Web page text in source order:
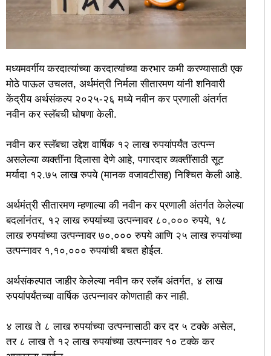
मध्यमवर्गीय करदात्यांच्या करदात्यांच्या करभार कमी करण्यासाठी एक
मोठे पाऊल उचलत, अर्थमंत्री निर्मला सीतारमण यांनी शनिवारी
केंद्रीय अर्थसंकल्प २०२५-२६ मध्ये नवीन कर प्रणाली अंतर्गत
नवीन कर स्लॅबची घोषणा केली.
नवीन कर स्लॅबचा उद्देश वार्षिक १२ लाख रुपयांपर्यंत उत्पन्न
असलेल्या व्यक्तींना दिलासा देणे आहे, पगारदार व्यक्तींसाठी सूट
मर्यादा १२.७५ लाख रुपये (मानक वजावटीसह) निश्चित केली आहे.
अर्थमंत्री सीतारमण म्हणाल्या की नवीन कर प्रणाली अंतर्गत केलेल्या
बदलांनंतर, १२ लाख रुपयांच्या उत्पन्नावर ८०,००० रुपये, १८
लाख रुपयांच्या उत्पन्नावर ७०,००० रुपये आणि २५ लाख रुपयांच्या
उत्पन्नावर १,१०,००० रुपयांची बचत होईल.
अर्थसंकल्पात जाहीर केलेल्या नवीन कर स्लॅब अंतर्गत, ४ लाख
रुपयांपर्यंतच्या वार्षिक उत्पन्नावर कोणताही कर नाही.
४ लाख ते ८ लाख रुपयांच्या उत्पन्नासाठी कर दर ५ टक्के असेल,
तर ८ लाख ते १२ लाख रुपयांच्या उत्पन्नावर १० टक्के कर